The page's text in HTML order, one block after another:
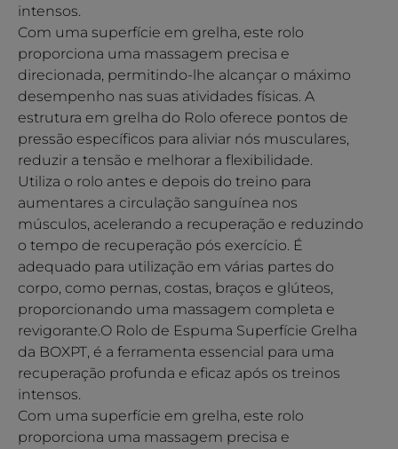
intensos.
Com uma superfície em grelha, este rolo
proporciona uma massagem precisa e
direcionada, permitindo-lhe alcançar o máximo
desempenho nas suas atividades físicas. A
estrutura em grelha do Rolo oferece pontos de
pressão específicos para aliviar nós musculares,
reduzir a tensão e melhorar a flexibilidade.
Utiliza o rolo antes e depois do treino para
aumentares a circulação sanguínea nos
músculos, acelerando a recuperação e reduzindo
o tempo de recuperação pós exercício. É
adequado para utilização em várias partes do
corpo, como pernas, costas, braços e glúteos,
proporcionando uma massagem completa e
revigorante.O Rolo de Espuma Superfície Grelha
da BOXPT, é a ferramenta essencial para uma
recuperação profunda e eficaz após os treinos
intensos.
Com uma superfície em grelha, este rolo
proporciona uma massagem precisa e